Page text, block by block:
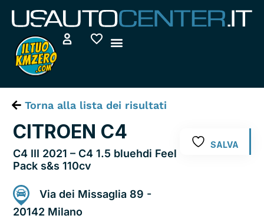
contenuto
Torna alla lista dei risultati
CITROEN C4
C4 III 2021 – C4 1.5 bluehdi Feel
Pack s&s 110cv
Via dei Missaglia 89 -
20142 Milano
SALVA